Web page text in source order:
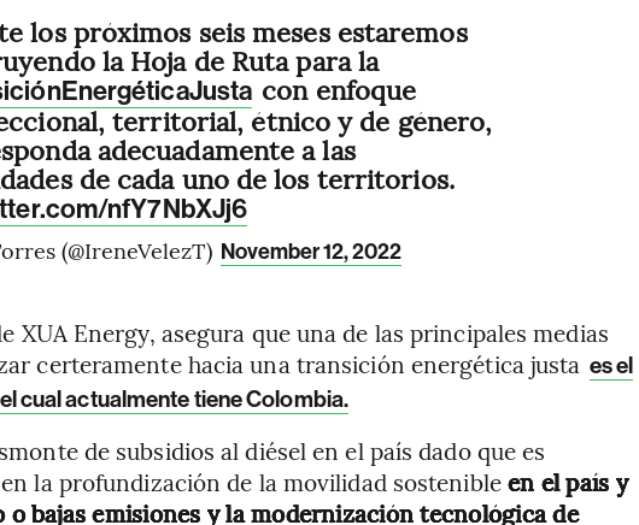
los próximos seis meses estaremos
la Hoja de Ruta para la
con enfoque
territorial, étnico y de género,
adecuadamente a las
de cada uno de los territorios.
nfY7NbXJj6
(@IreneVelezT) November 12, 2022
XUA Energy, asegura que una de las principales medias
certeramente hacia una transición energética justa es el
cual actualmente tiene Colombia.
de subsidios al diésel en el país dado que es
la profundización de la movilidad sostenibleen el país y
o bajas emisiones y la modernización tecnológica de